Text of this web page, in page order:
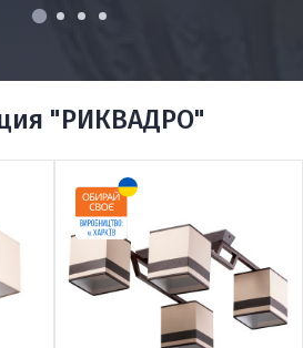
1 2 3 4
"РИКВАДРО"